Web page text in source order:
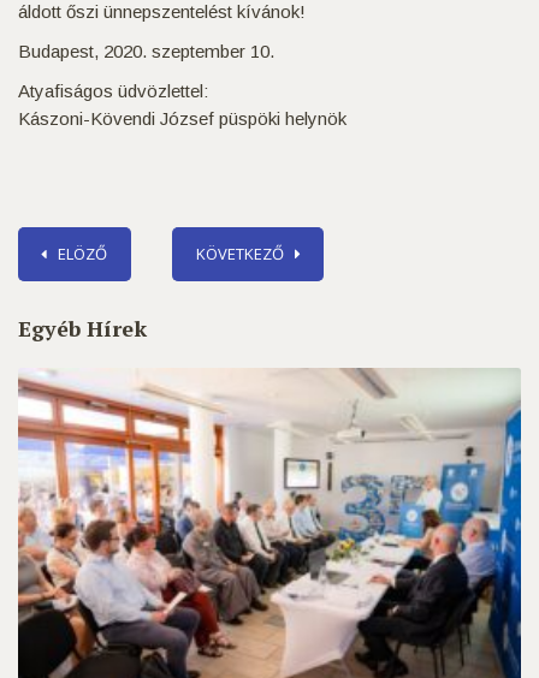
áldott őszi ünnepszentelést kívánok!
Budapest, 2020. szeptember 10.
Atyafiságos üdvözlettel:
Kászoni-Kövendi József püspöki helynök
ELÖZŐ KÖVETKEZŐ
Egyéb Hírek